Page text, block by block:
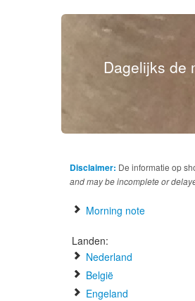
Dagelijks de
Disclaimer: De informatie op
and may be incomplete or
Morning note
Landen:
Nederland
België
Engeland